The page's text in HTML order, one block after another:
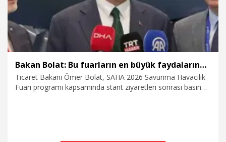
olmayı Türkiye'ye kazandıracak" dedi
Bakan Bolat: Bu fuarların en büyük faydalarından biri yerli milli savunmamızı güçlendirmemiz
Ticaret Bakanı Ömer Bolat, SAHA 2026 Savunma Havacılık
Fuarı programı kapsamında stant ziyaretleri sonrası basın